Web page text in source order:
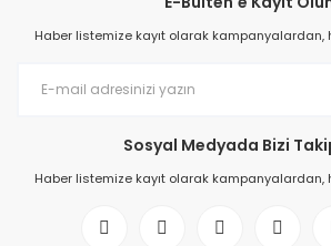
Haber listemize kayıt olarak
Sosyal Medyada Bizi
Haber listemize kayıt olarak